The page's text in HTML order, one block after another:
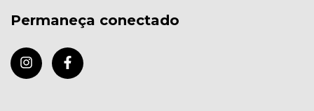
Permaneça conectado